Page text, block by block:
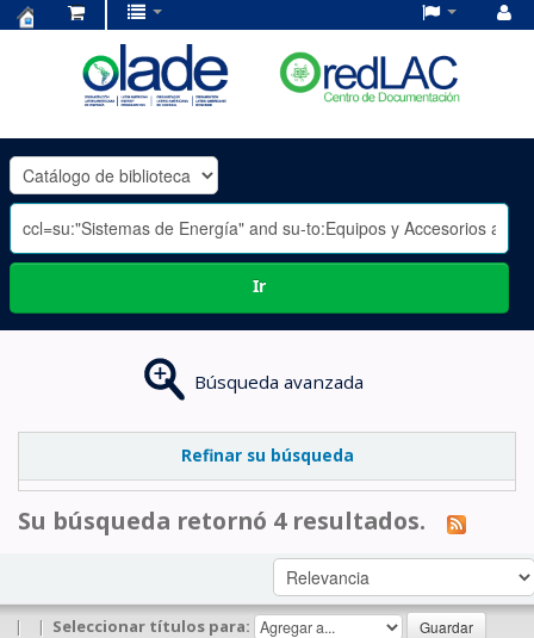
OLADE
-
Ir
Búsqueda avanzada
Refinar su búsqueda
Su búsqueda retornó 4 resultados.
| | Seleccionar títulos para: